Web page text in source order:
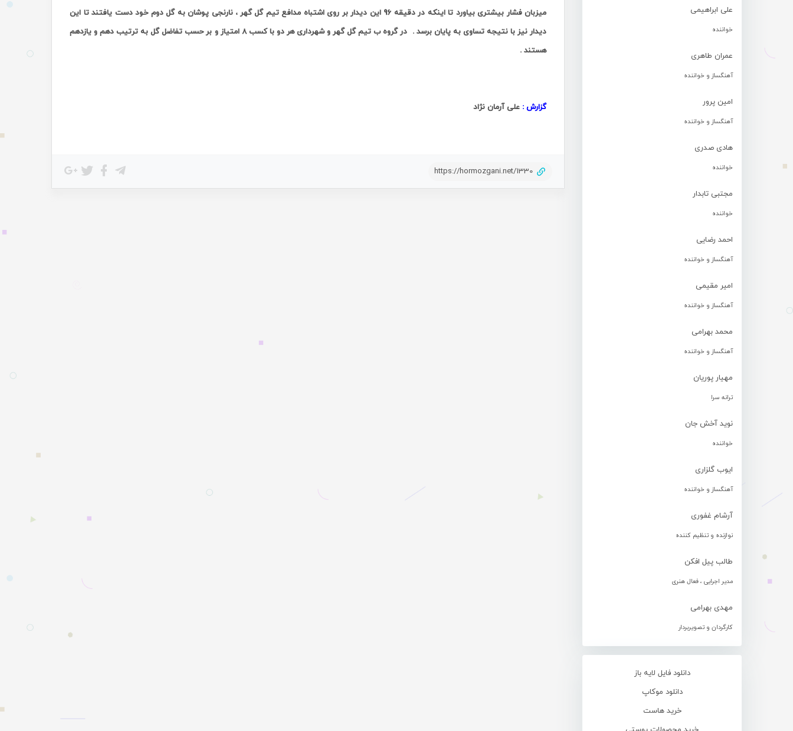
علی ابراهیمی
خواننده
عمران طاهری
آهنگساز و خواننده
امین پرور
آهنگساز و خواننده
هادی صدری
خواننده
مجتبی تابدار
خواننده
احمد رضایی
آهنگساز و خواننده
امیر مقیمی
آهنگساز و خواننده
محمد بهرامی
آهنگساز و خواننده
مهیار پوریان
ترانه سرا
نوید آخش جان
خواننده
ایوب گلزاری
آهنگساز و خواننده
آرشام غفوری
نوازنده و تنظیم کننده
طالب پیل افکن
مدیر اجرایی ، فعال هنری
مهدی بهرامی
کارگردان و تصویربردار
دانلود فایل لایه باز
دانلود موکاپ
خرید هاست
میزبان فشار بیشتری بیاورد تا اینکه در دقیقه 96 این دیدار بر روی اشتباه مدافع تیم گل گهر ، نارنجی پوشان به گل دوم خود دست یافتند تا این
دیدار نیز با نتیجه تساوی به پایان برسد . در گروه ب تیم گل گهر و شهرداری هر دو با کسب ٨ امتیاز و بر حسب تفاضل گل به ترتیب دهم و یازدهم
هستند .
گزارش : علی آرمان نژاد
https://hormozgani.net/1330